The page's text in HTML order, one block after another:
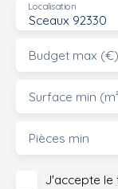
Sceaux 92330
Localisation
Budget max (€)
Surface min
Pièces min
J'accepte le